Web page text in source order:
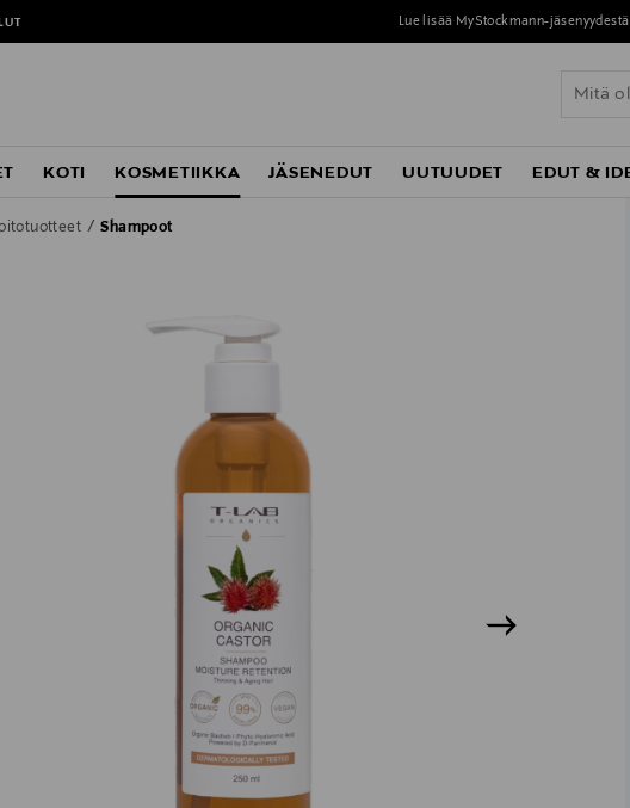
Lue lisää MyStockmann-jäsenyydestä
KOTI KOSMETIIKKA JÄSENEDUT UUTUUDET EDUT &
Shampoot